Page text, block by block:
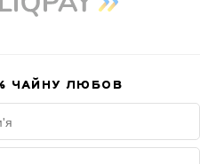
ЧАЙНУ ЛЮБОВ